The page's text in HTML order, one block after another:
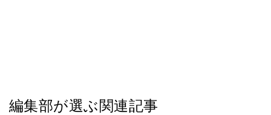
編集部が選ぶ関連記事